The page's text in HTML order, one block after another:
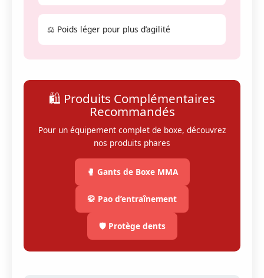
⚖️ Poids léger pour plus d’agilité
🛍 Produits Complémentaires
Recommandés
Pour un équipement complet de boxe, découvrez
nos produits phares
🥊 Gants de Boxe MMA
🥋 Pao d’entraînement
🛡️ Protège dents